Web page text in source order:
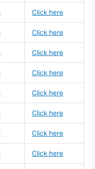
Click here
Click here
Click here
Click here
Click here
Click here
Click here
Click here